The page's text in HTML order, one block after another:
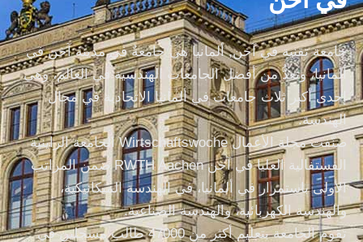
جامعة تقنية في آخن, ألمانيا هي جامعةٌ في مدينة آخن في
ألمانيا، وتعدُّ من أفضل الجامعات الهندسية في العالم، وهي
إحدى أكبر ثلاث جامعات في ألمانيا الاتحادية في مجال
الهندسة.
صنَّفت مجلة الأعمال Wirtschaftswoche الجامعة الراينية
الفستفالية العليا في آخن RWTH Aachen ضمن المراتب
الأولى باستمرار في ألمانيا، في الهندسة الميكانيكية،
والهندسة الكهربائية، والهندسة الصناعية.
تقوم الجامعة بتعليم أكثر من 47000 طالب مسجلين في